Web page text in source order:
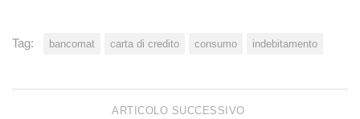
Tag: bancomat carta di credito consumo indebitamento
ARTICOLO SUCCESSIVO